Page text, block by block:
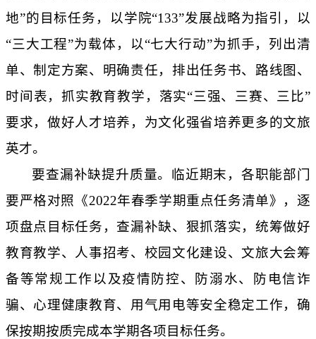
地”的目标任务，以学院“133”发展战略为指引，以
“三大工程”为载体，以“七大行动”为抓手，列出清
单、制定方案、明确责任，排出任务书、路线图、
时间表，抓实教育教学，落实“三强、三赛、三比”
要求，做好人才培养，为文化强省培养更多的文旅
英才。
要查漏补缺提升质量。临近期末，各职能部门
要严格对照《2022年春季学期重点任务清单》，逐
项盘点目标任务，查漏补缺、狠抓落实，统筹做好
教育教学、人事招考、校园文化建设、文旅大会筹
备等常规工作以及疫情防控、防溺水、防电信诈
骗、心理健康教育、用气用电等安全稳定工作，确
保按期按质完成本学期各项目标任务。